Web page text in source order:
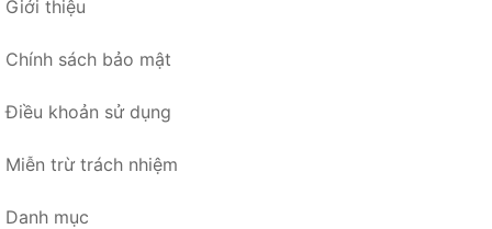
Giới thiệu
Chính sách bảo mật
Điều khoản sử dụng
Miễn trừ trách nhiệm
Danh mục